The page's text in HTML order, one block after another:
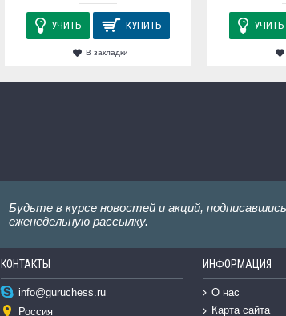
УЧИТЬ КУПИТЬ
В закладки
УЧИТЬ
Будьте в курсе новостей и акций,
еженедельную рассылку.
КОНТАКТЫ
info@guruchess.ru
Россия
ИНФОРМАЦИЯ
О нас
Карта сайта